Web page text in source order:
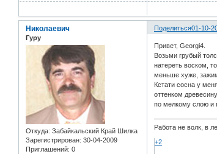
Поделиться01-10-
Николаевич
Гуру
Откуда: Забайкальский Край Шилка
Зарегистрирован: 30-04-2009
Приглашений: 0
Привет, Georgi4.
Возьми грубый
натереть воском,
меньше хуже,
Кстати сосна у
оттенком
по мелкому слою и
Работа не волк, в
+2